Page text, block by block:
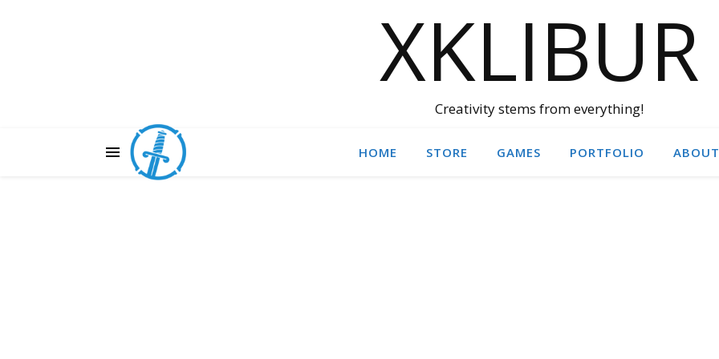
XKLIBUR
Creativity stems from everything!
HOME STORE GAMES PORTFOLIO ABOUT